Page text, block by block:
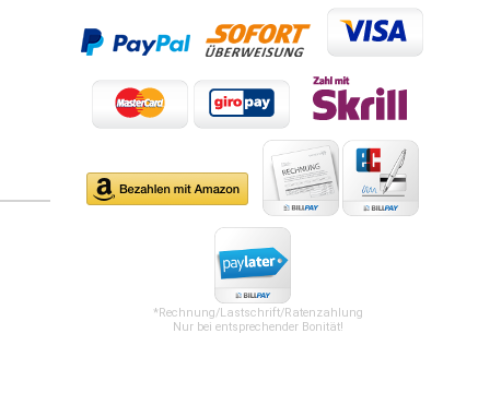
*Rechnung/Lastschrift/Ratenzahlung
Nur bei entsprechender Bonität!